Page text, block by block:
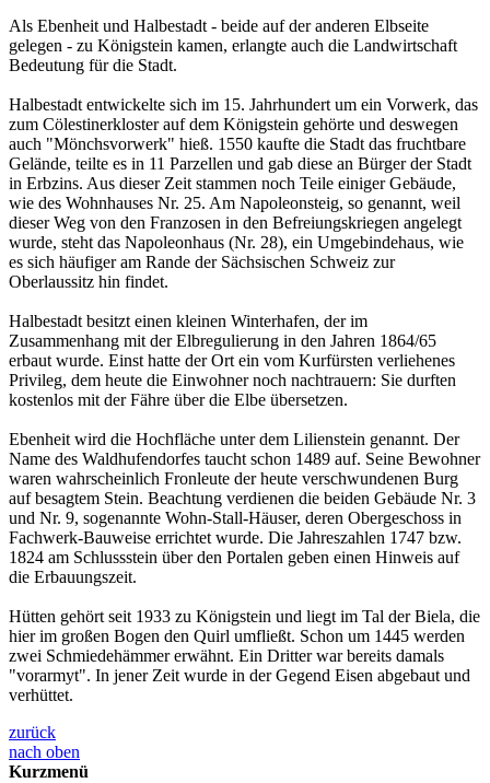
Als Ebenheit und Halbestadt - beide auf der anderen Elbseite
gelegen - zu Königstein kamen, erlangte auch die Landwirtschaft
Bedeutung für die Stadt.
Halbestadt entwickelte sich im 15. Jahrhundert um ein Vorwerk, das
zum Cölestinerkloster auf dem Königstein gehörte und deswegen
auch "Mönchsvorwerk" hieß. 1550 kaufte die Stadt das fruchtbare
Gelände, teilte es in 11 Parzellen und gab diese an Bürger der Stadt
in Erbzins. Aus dieser Zeit stammen noch Teile einiger Gebäude,
wie des Wohnhauses Nr. 25. Am Napoleonsteig, so genannt, weil
dieser Weg von den Franzosen in den Befreiungskriegen angelegt
wurde, steht das Napoleonhaus (Nr. 28), ein Umgebindehaus, wie
es sich häufiger am Rande der Sächsischen Schweiz zur
Oberlaussitz hin findet.
Halbestadt besitzt einen kleinen Winterhafen, der im
Zusammenhang mit der Elbregulierung in den Jahren 1864/65
erbaut wurde. Einst hatte der Ort ein vom Kurfürsten verliehenes
Privileg, dem heute die Einwohner noch nachtrauern: Sie durften
kostenlos mit der Fähre über die Elbe übersetzen.
Ebenheit wird die Hochfläche unter dem Lilienstein genannt. Der
Name des Waldhufendorfes taucht schon 1489 auf. Seine Bewohner
waren wahrscheinlich Fronleute der heute verschwundenen Burg
auf besagtem Stein. Beachtung verdienen die beiden Gebäude Nr. 3
und Nr. 9, sogenannte Wohn-Stall-Häuser, deren Obergeschoss in
Fachwerk-Bauweise errichtet wurde. Die Jahreszahlen 1747 bzw.
1824 am Schlussstein über den Portalen geben einen Hinweis auf
die Erbauungszeit.
Hütten gehört seit 1933 zu Königstein und liegt im Tal der Biela, die
hier im großen Bogen den Quirl umfließt. Schon um 1445 werden
zwei Schmiedehämmer erwähnt. Ein Dritter war bereits damals
"vorarmyt". In jener Zeit wurde in der Gegend Eisen abgebaut und
verhüttet.
zurück
nach oben
Kurzmenü